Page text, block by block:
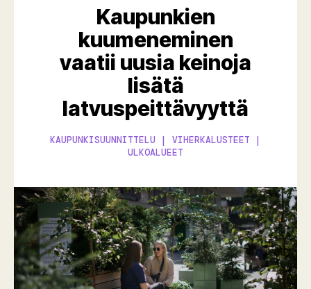
Kaupunkien
kuumeneminen
vaatii uusia keinoja
lisätä
latvuspeittävyyttä
KAUPUNKISUUNNITTELU | VIHERKALUSTEET |
ULKOALUEET